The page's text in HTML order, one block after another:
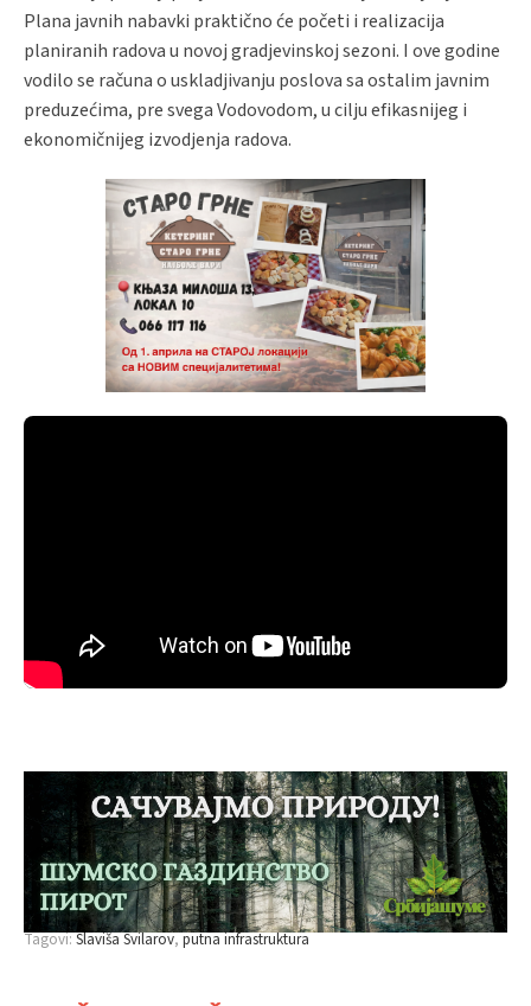
Plana javnih nabavki praktično će početi i realizacija
planiranih radova u novoj gradjevinskoj sezoni. I ove godine
vodilo se računa o uskladjivanju poslova sa ostalim javnim
preduzećima, pre svega Vodovodom, u cilju efikasnijeg i
ekonomičnijeg izvodjenja radova.
Tagovi:Slaviša Svilarov putna infrastruktura